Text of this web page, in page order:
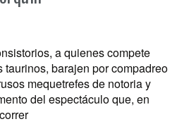
a quienes compete
barajen por compadreo
mequetrefes de notoria y
del espectáculo que, en